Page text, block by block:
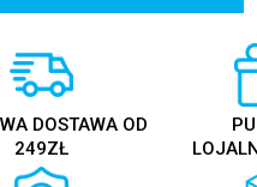
DOSTAWA OD
249ZŁ